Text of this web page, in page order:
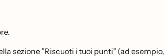
sezione "Riscuoti i tuoi punti" (ad esempio,